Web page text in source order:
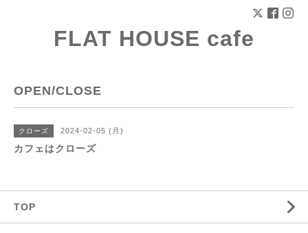
FLAT HOUSE cafe
OPEN/CLOSE
クローズ 2024-02-05 (月)
カフェはクローズ
TOP